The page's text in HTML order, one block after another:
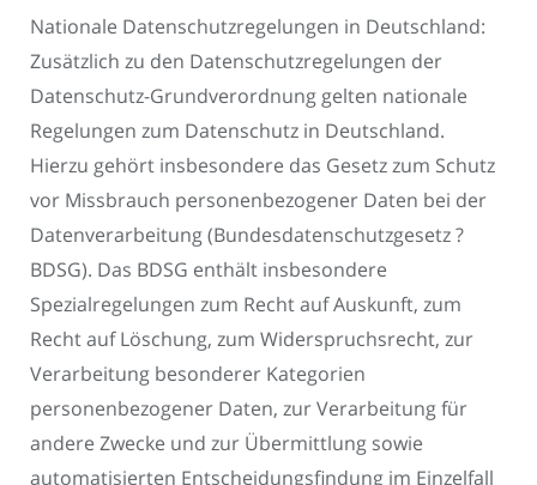
Nationale Datenschutzregelungen in Deutschland:
Zusätzlich zu den Datenschutzregelungen der
Datenschutz-Grundverordnung gelten nationale
Regelungen zum Datenschutz in Deutschland.
Hierzu gehört insbesondere das Gesetz zum Schutz
vor Missbrauch personenbezogener Daten bei der
Datenverarbeitung (Bundesdatenschutzgesetz ?
BDSG). Das BDSG enthält insbesondere
Spezialregelungen zum Recht auf Auskunft, zum
Recht auf Löschung, zum Widerspruchsrecht, zur
Verarbeitung besonderer Kategorien
personenbezogener Daten, zur Verarbeitung für
andere Zwecke und zur Übermittlung sowie
automatisierten Entscheidungsfindung im Einzelfall